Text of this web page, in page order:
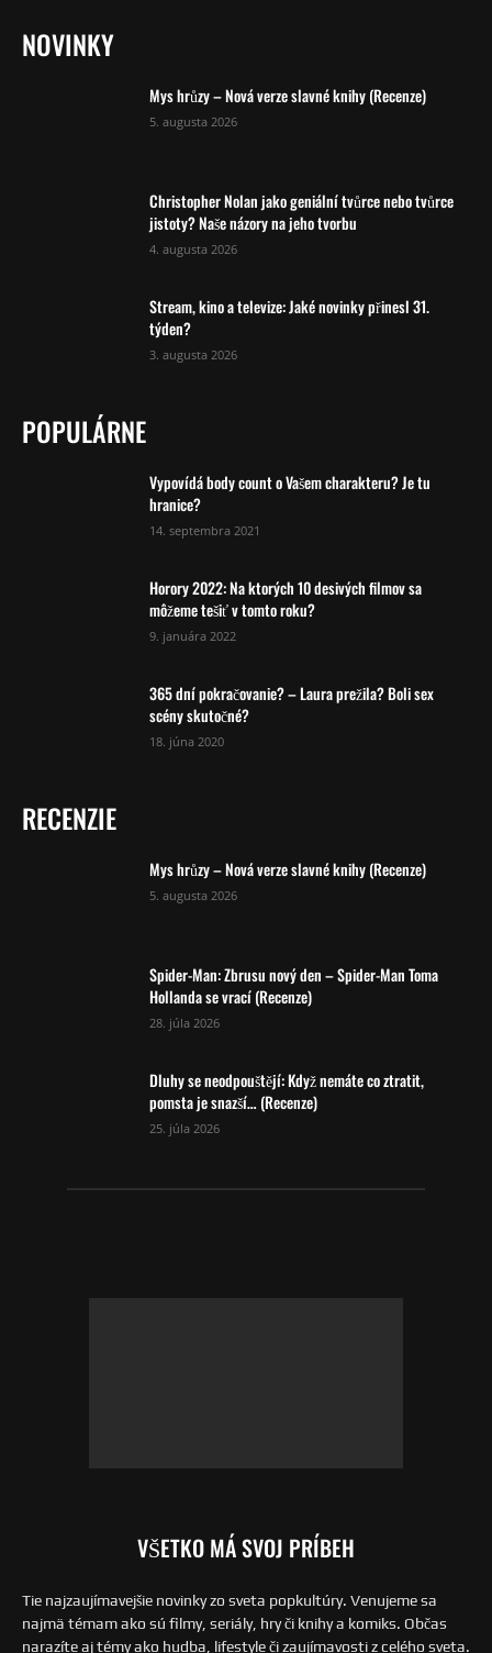
NOVINKY
Mys hrůzy – Nová verze slavné knihy (Recenze)
5. augusta 2026
Christopher Nolan jako geniální tvůrce nebo tvůrce
jistoty? Naše názory na jeho tvorbu
4. augusta 2026
Stream, kino a televize: Jaké novinky přinesl 31.
týden?
3. augusta 2026
POPULÁRNE
Vypovídá body count o Vašem charakteru? Je tu
hranice?
14. septembra 2021
Horory 2022: Na ktorých 10 desivých filmov sa
môžeme tešiť v tomto roku?
9. januára 2022
365 dní pokračovanie? – Laura prežila? Boli sex
scény skutočné?
18. júna 2020
RECENZIE
Mys hrůzy – Nová verze slavné knihy (Recenze)
5. augusta 2026
Spider-Man: Zbrusu nový den – Spider-Man Toma
Hollanda se vrací (Recenze)
28. júla 2026
Dluhy se neodpouštějí: Když nemáte co ztratit,
pomsta je snazší… (Recenze)
25. júla 2026
VŠETKO MÁ SVOJ PRÍBEH
Tie najzaujímavejšie novinky zo sveta popkultúry. Venujeme sa
najmä témam ako sú filmy, seriály, hry či knihy a komiks. Občas
narazíte aj témy ako hudba, lifestyle či zaujímavosti z celého sveta.